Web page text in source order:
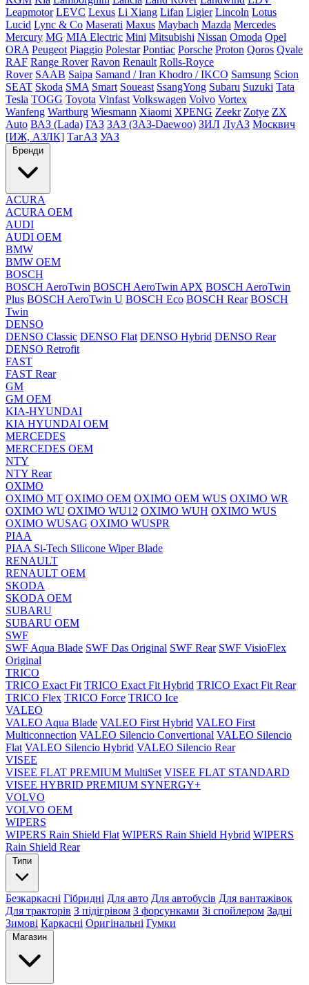
Leapmotor LEVC Lexus Li Xiang Lifan Ligier Lincoln Lotus
Lucid Lync & Co Maserati Maxus Maybach Mazda Mercedes
Mercury MG MIA Electric Mini Mitsubishi Nissan Omoda Opel
ORA Peugeot Piaggio Polestar Pontiac Porsche Proton Qoros Qvale
RAF Range Rover Ravon Renault Rolls-Royce
Rover SAAB Saipa Samand / Iran Khodro / IKCO Samsung Scion
SEAT Skoda SMA Smart Soueast SsangYong Subaru Suzuki Tata
Tesla TOGG Toyota Vinfast Volkswagen Volvo Vortex
Wanfeng Wartburg Wiesmann Xiaomi XPENG Zeekr Zotye ZX
Auto ВАЗ (Lada) ГАЗ ЗАЗ (ЗАЗ-Daewoo) ЗИЛ ЛуАЗ Москвич
[ИЖ, АЗЛК] ТагАЗ УАЗ
Бренди
ACURA
ACURA OEM
AUDI
AUDI OEM
BMW
BMW OEM
BOSCH
BOSCH AeroTwin BOSCH AeroTwin APX BOSCH AeroTwin
Plus BOSCH AeroTwin U BOSCH Eco BOSCH Rear BOSCH
Twin
DENSO
DENSO Classic DENSO Flat DENSO Hybrid DENSO Rear
DENSO Retrofit
FAST
FAST Rear
GM
GM OEM
KIA-HYUNDAI
KIA HYUNDAI OEM
MERCEDES
MERCEDES OEM
NTY
NTY Rear
OXIMO
OXIMO MT OXIMO OEM OXIMO OEM WUS OXIMO WR
OXIMO WU OXIMO WU12 OXIMO WUH OXIMO WUS
OXIMO WUSAG OXIMO WUSPR
PIAA
PIAA Si-Tech Silicone Wiper Blade
RENAULT
RENAULT OEM
SKODA
SKODA OEM
SUBARU
SUBARU OEM
SWF
SWF Aqua Blade SWF Das Original SWF Rear SWF VisioFlex
Original
TRICO
TRICO Exact Fit TRICO Exact Fit Hybrid TRICO Exact Fit Rear
TRICO Flex TRICO Force TRICO Ice
VALEO
VALEO Aqua Blade VALEO First Hybrid VALEO First
Multiconnection VALEO Silencio Convertional VALEO Silencio
Flat VALEO Silencio Hybrid VALEO Silencio Rear
VISEE
VISEE FLAT PREMIUM MultiSet VISEE FLAT STANDARD
VISEE HYBRID PREMIUM SYNERGY+
VOLVO
VOLVO OEM
WIPERS
WIPERS Rain Shield Flat WIPERS Rain Shield Hybrid WIPERS
Rain Shield Rear
Типи
Безкаркасні Гібридні Для авто Для автобусів Для вантажівок
Для тракторів З підігрівом З форсунками Зі спойлером Задні
Зимові Каркасні Оригінальні Гумки
Магазин